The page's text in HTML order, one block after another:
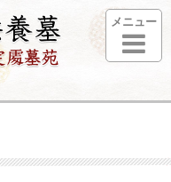
メニュー